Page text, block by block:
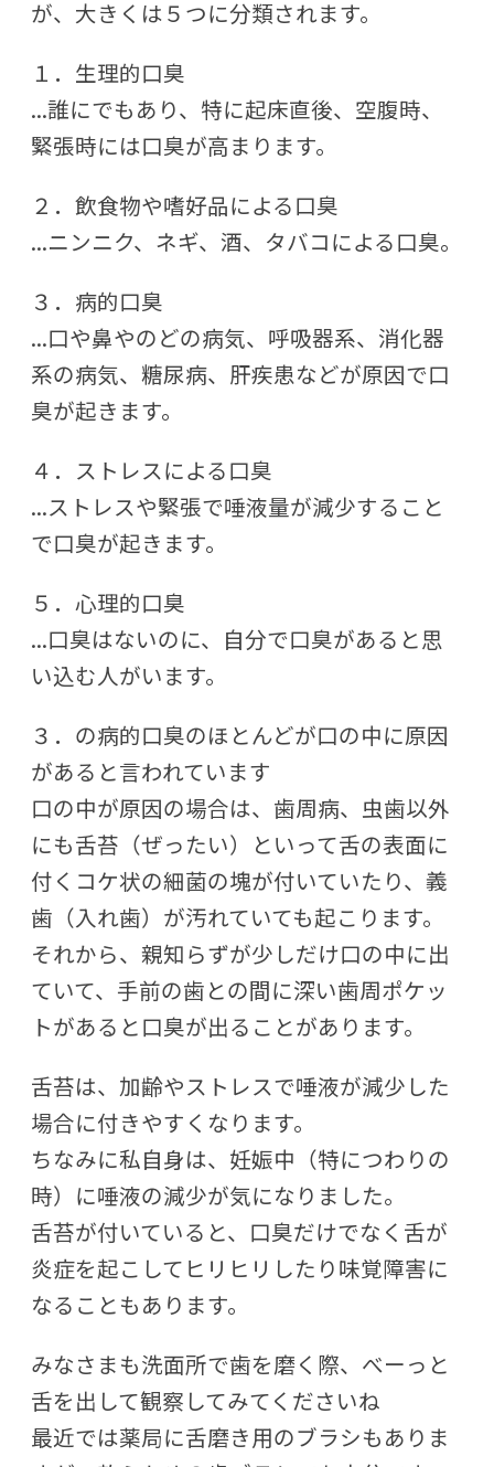
が、大きくは５つに分類されます。
１．生理的口臭
...誰にでもあり、特に起床直後、空腹時、
緊張時には口臭が高まります。
２．飲食物や嗜好品による口臭
...ニンニク、ネギ、酒、タバコによる口臭。
３．病的口臭
...口や鼻やのどの病気、呼吸器系、消化器
系の病気、糖尿病、肝疾患などが原因で口
臭が起きます。
４．ストレスによる口臭
...ストレスや緊張で唾液量が減少すること
で口臭が起きます。
５．心理的口臭
...口臭はないのに、自分で口臭があると思
い込む人がいます。
３．の病的口臭のほとんどが口の中に原因
があると言われています
口の中が原因の場合は、歯周病、虫歯以外
にも舌苔（ぜったい）といって舌の表面に
付くコケ状の細菌の塊が付いていたり、義
歯（入れ歯）が汚れていても起こります。
それから、親知らずが少しだけ口の中に出
ていて、手前の歯との間に深い歯周ポケッ
トがあると口臭が出ることがあります。
舌苔は、加齢やストレスで唾液が減少した
場合に付きやすくなります。
ちなみに私自身は、妊娠中（特につわりの
時）に唾液の減少が気になりました。
舌苔が付いていると、口臭だけでなく舌が
炎症を起こしてヒリヒリしたり味覚障害に
なることもあります。
みなさまも洗面所で歯を磨く際、べーっと
舌を出して観察してみてくださいね
最近では薬局に舌磨き用のブラシもありま